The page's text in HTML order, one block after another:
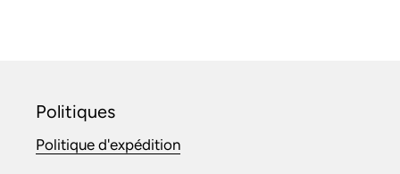
Politiques
Politique d'expédition